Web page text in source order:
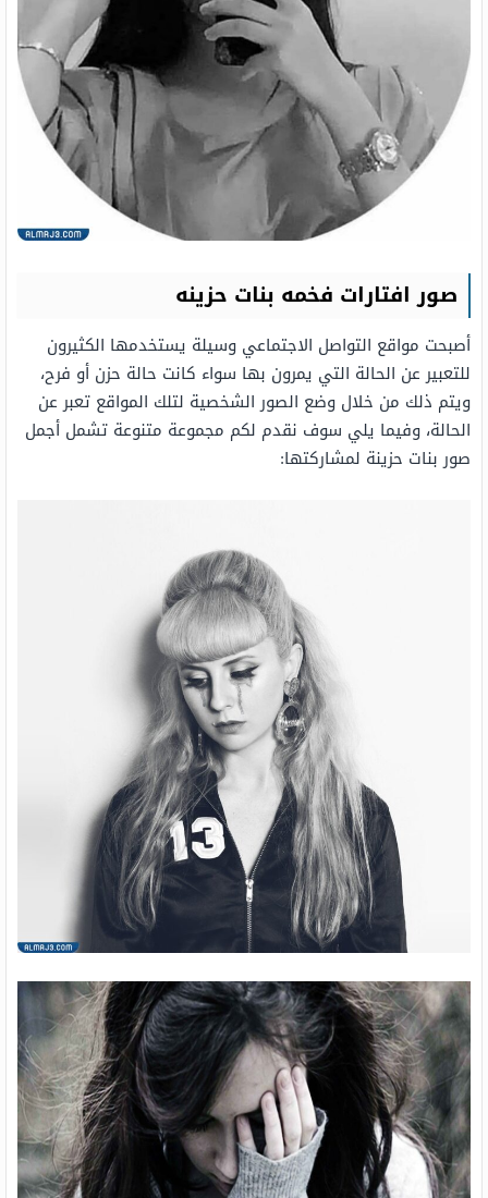
صور افتارات فخمه بنات حزينه
أصبحت مواقع التواصل الاجتماعي وسيلة يستخدمها الكثيرون
للتعبير عن الحالة التي يمرون بها سواء كانت حالة حزن أو فرح،
ويتم ذلك من خلال وضع الصور الشخصية لتلك المواقع تعبر عن
الحالة، وفيما يلي سوف نقدم لكم مجموعة متنوعة تشمل أجمل
صور بنات حزينة لمشاركتها: